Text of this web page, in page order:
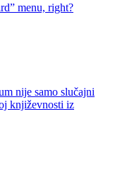
menu, right?
nije samo slučajni
književnosti iz